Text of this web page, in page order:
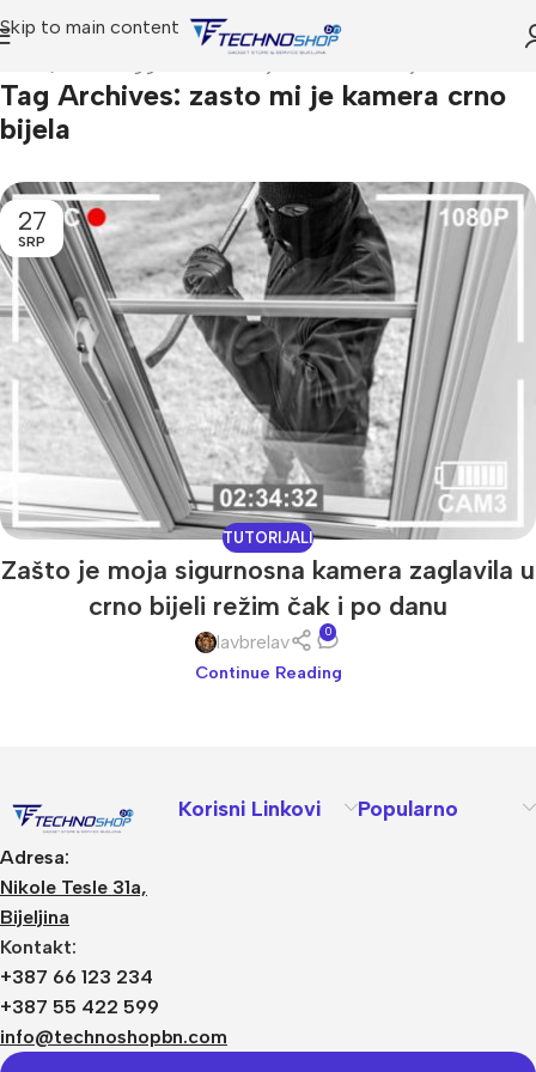
Skip to main content
Tag Archives: zasto mi je kamera crno
bijela
27
SRP
TUTORIJALI
Zašto je moja sigurnosna kamera zaglavila u
crno bijeli režim čak i po danu
lavbrelav 0
Continue Reading
Adresa:
Nikole Tesle 31a,
Bijeljina
Kontakt:
+387 66 123 234
+387 55 422 599
info@technoshopbn.com
Korisni Linkovi Popularno